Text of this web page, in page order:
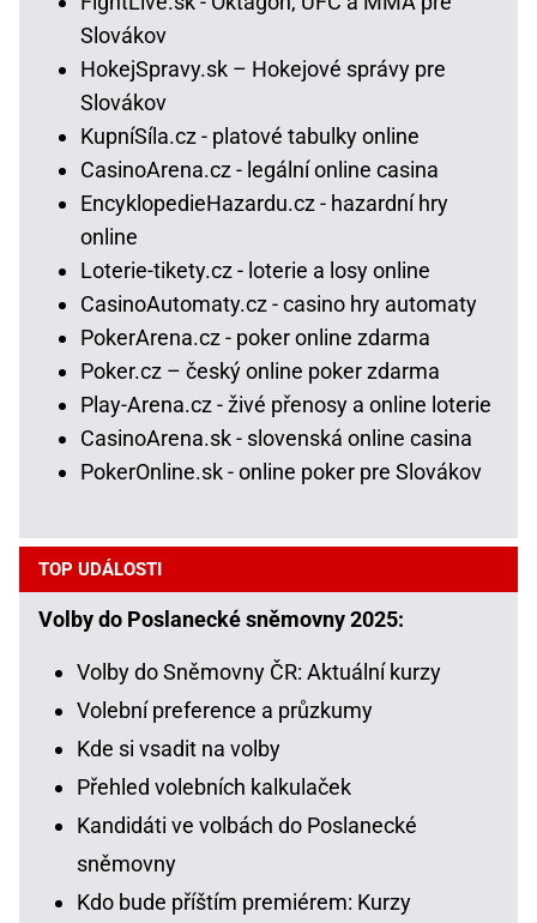
Slovákov
HokejSpravy.sk – Hokejové správy pre
Slovákov
KupníSíla.cz - platové tabulky online
CasinoArena.cz - legální online casina
EncyklopedieHazardu.cz - hazardní hry
online
Loterie-tikety.cz - loterie a losy online
CasinoAutomaty.cz - casino hry automaty
PokerArena.cz - poker online zdarma
Poker.cz – český online poker zdarma
Play-Arena.cz - živé přenosy a online loterie
CasinoArena.sk - slovenská online casina
PokerOnline.sk - online poker pre Slovákov
TOP UDÁLOSTI
Volby do Poslanecké sněmovny 2025:
Volby do Sněmovny ČR: Aktuální kurzy
Volební preference a průzkumy
Kde si vsadit na volby
Přehled volebních kalkulaček
Kandidáti ve volbách do Poslanecké
sněmovny
Kdo bude příštím premiérem: Kurzy